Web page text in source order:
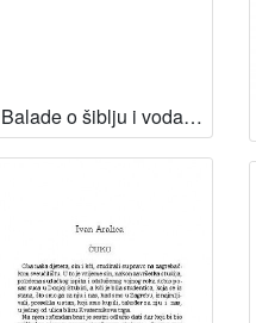
Balade o šiblju i vodama / Ivan Aralica ; pogovor Vesna Vlašić